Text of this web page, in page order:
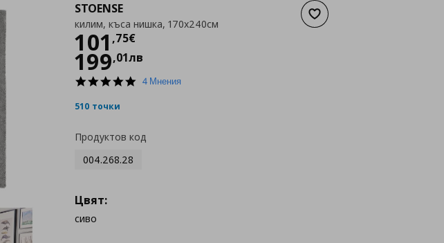
Добави към списъка с
STOENSE
килим, къса нишка, 170x240см
101 ,75€
Цена
199,01лв
5.04 Мнения
510 точки
Продуктов код
004.268.28
Цвят:
сиво